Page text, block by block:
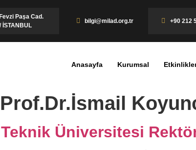
Paşa Cad.
İSTANBUL
bilgi@milad.org.tr +90 212
Anasayfa Kurumsal
Prof.Dr.İsmail
Üniversitesi